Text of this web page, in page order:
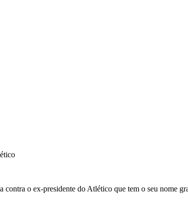
o ex-presidente do Atlético que tem o seu nome